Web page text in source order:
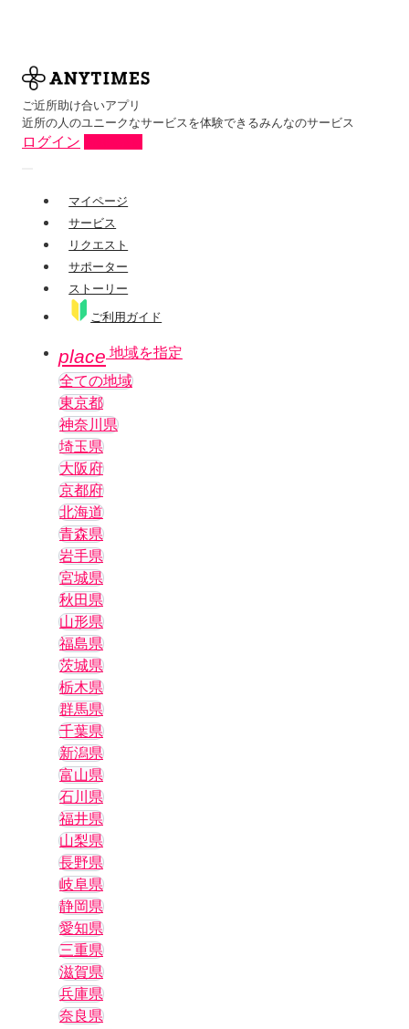
ご近所助け合いアプリ
近所の人のユニークなサービスを体験できるみんなのサービス
ログイン
マイページ
サービス
リクエスト
サポーター
ストーリー
ご利用ガイド
place 地域を指定
全ての地域
東京都
神奈川県
埼玉県
大阪府
京都府
北海道
青森県
岩手県
宮城県
秋田県
山形県
福島県
茨城県
栃木県
群馬県
千葉県
新潟県
富山県
石川県
福井県
山梨県
長野県
岐阜県
静岡県
愛知県
三重県
滋賀県
兵庫県
奈良県